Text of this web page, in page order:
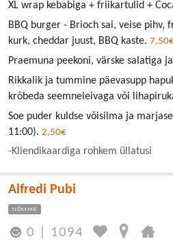
XL wrap kebabiga + friikartulid +
BBQ burger - Brioch sai, veise
kurk, cheddar juust, BBQ kaste.
Praemuna peekoni, värske salatiga
Rikkalik ja tummine päevasupp
krõbeda seemneleivaga või
Soe puder kuldse võisilma ja
11:00). 2,50€
-Kliendikaardiga rohkem üllatusi
Alfredi Pubi
NÕMME
0 1094